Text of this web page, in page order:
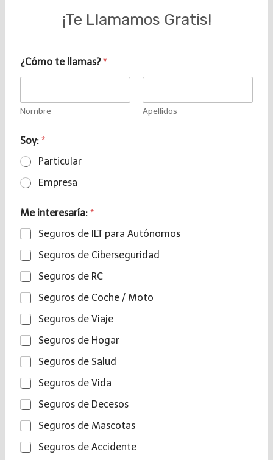
¡Te Llamamos Gratis!
¿Cómo te llamas?*
Nombre Apellidos
Soy: *
Particular
Empresa
Me interesaría: *
Seguros de ILT para Autónomos
Seguros de Ciberseguridad
Seguros de RC
Seguros de Coche / Moto
Seguros de Viaje
Seguros de Hogar
Seguros de Salud
Seguros de Vida
Seguros de Decesos
Seguros de Mascotas
Seguros de Accidente